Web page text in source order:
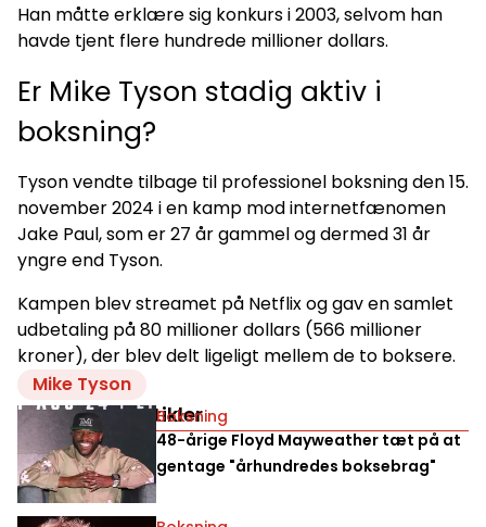
Han måtte erklære sig konkurs i 2003, selvom han
havde tjent flere hundrede millioner dollars.
Er Mike Tyson stadig aktiv i
boksning?
Tyson vendte tilbage til professionel boksning den 15.
november 2024 i en kamp mod internetfænomen
Jake Paul, som er 27 år gammel og dermed 31 år
yngre end Tyson.
Kampen blev streamet på Netflix og gav en samlet
udbetaling på 80 millioner dollars (566 millioner
kroner), der blev delt ligeligt mellem de to boksere.
Mike Tyson
Relaterede artikler
Boksning
48-årige Floyd Mayweather tæt på at
gentage "århundredes boksebrag"